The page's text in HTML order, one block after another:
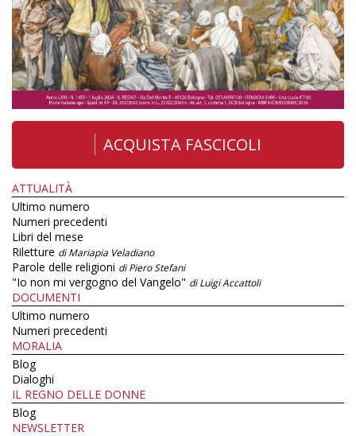
ACQUISTA FASCICOLI
ATTUALITÀ
Ultimo numero
Numeri precedenti
Libri del mese
Riletture di Mariapia Veladiano
Parole delle religioni di Piero Stefani
"Io non mi vergogno del Vangelo" di Luigi Accattoli
DOCUMENTI
Ultimo numero
Numeri precedenti
MORALIA
Blog
Dialoghi
IL REGNO DELLE DONNE
Blog
NEWSLETTER